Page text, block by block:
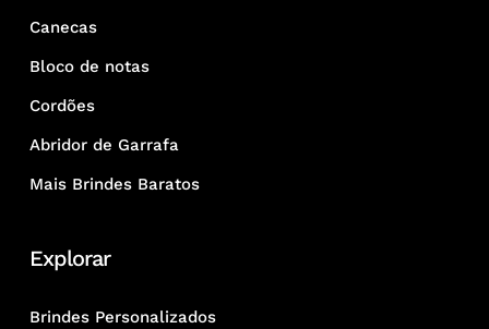
Canecas
Bloco de notas
Cordões
Abridor de Garrafa
Mais Brindes Baratos
Explorar
Brindes Personalizados